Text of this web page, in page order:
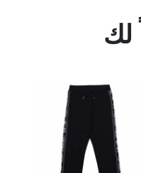
لك